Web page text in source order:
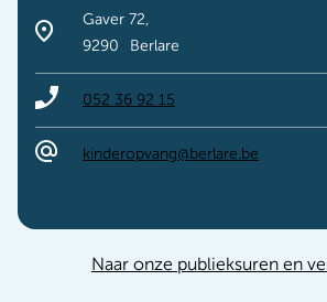
Gaver 72
9290
Berlare
052 36 92 15
kinderopvang@berlare.be
Naar onze publieksuren en